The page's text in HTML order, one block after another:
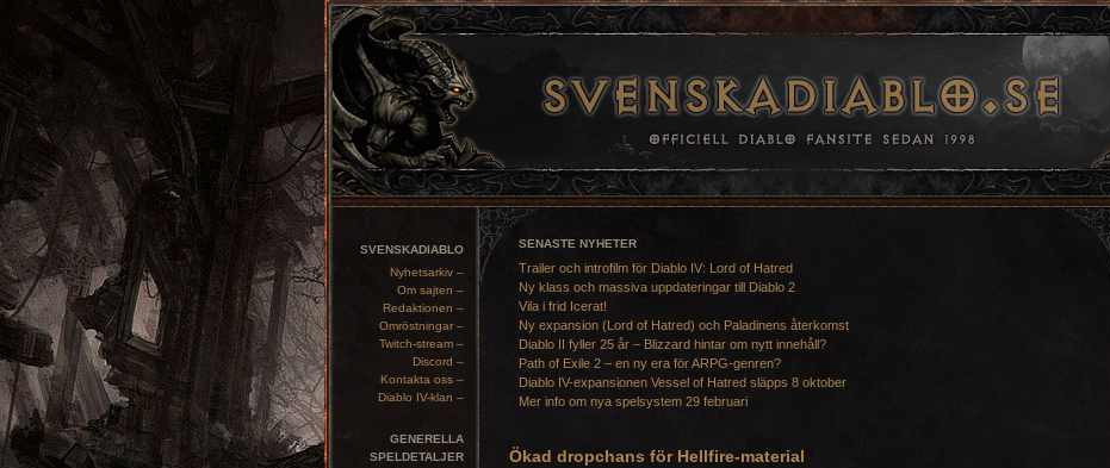
SVENSKADIABLO
Nyhetsarkiv –
Om sajten –
Redaktionen –
Omröstningar –
Twitch-stream –
Discord –
Kontakta oss –
Diablo IV-klan –
GENERELLA
SPELDETALJER
SENASTE NYHETER
Trailer och introfilm för Diablo IV: Lord of Hatred
Ny klass och massiva uppdateringar till Diablo 2
Vila i frid Icerat!
Ny expansion (Lord of Hatred) och Paladinens återkomst
Diablo II fyller 25 år – Blizzard hintar om nytt innehåll?
Path of Exile 2 – en ny era för ARPG-genren?
Diablo IV-expansionen Vessel of Hatred släpps 8 oktober
Mer info om nya spelsystem 29 februari
Ökad dropchans för Hellfire-material